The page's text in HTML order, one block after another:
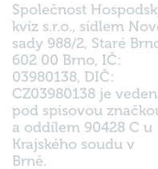
Společnost
kvíz s.r.o., sídlem
sady 988/2, Staré
602 00 Brno, IČ:
03980138, DIČ:
CZ03980138 je
pod spisovou
a oddílem 90428 C u
Krajského soudu v
Brně.